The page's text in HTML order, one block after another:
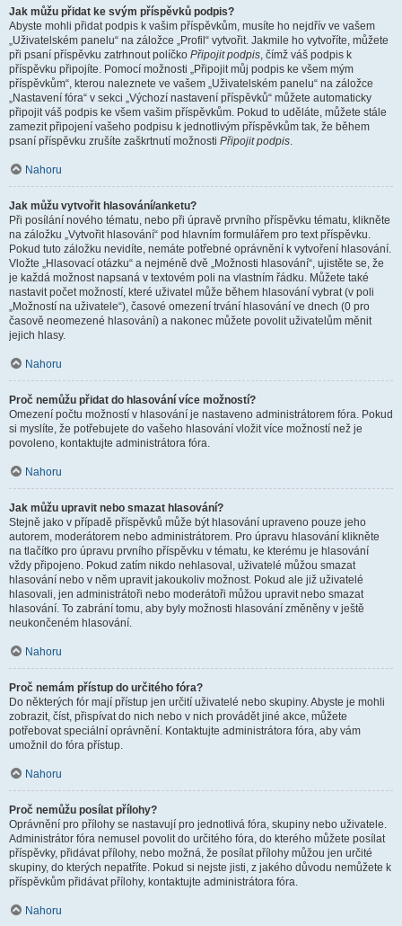
Jak můžu přidat ke svým příspěvků podpis?
Abyste mohli přidat podpis k vašim příspěvkům, musíte ho nejdřív ve vašem
„Uživatelském panelu“ na záložce „Profil“ vytvořit. Jakmile ho vytvoříte, můžete
při psaní příspěvku zatrhnout políčko Připojit podpis, čímž váš podpis k
příspěvku připojíte. Pomocí možnosti „Připojit můj podpis ke všem mým
příspěvkům“, kterou naleznete ve vašem „Uživatelském panelu“ na záložce
„Nastavení fóra“ v sekci „Výchozí nastavení příspěvků“ můžete automaticky
připojit váš podpis ke všem vašim příspěvkům. Pokud to uděláte, můžete stále
zamezit připojení vašeho podpisu k jednotlivým příspěvkům tak, že během
psaní příspěvku zrušíte zaškrtnutí možnosti Připojit podpis.
Nahoru
Jak můžu vytvořit hlasování/anketu?
Při posílání nového tématu, nebo při úpravě prvního příspěvku tématu, klikněte
na záložku „Vytvořit hlasování“ pod hlavním formulářem pro text příspěvku.
Pokud tuto záložku nevidíte, nemáte potřebné oprávnění k vytvoření hlasování.
Vložte „Hlasovací otázku“ a nejméně dvě „Možnosti hlasování“, ujistěte se, že
je každá možnost napsaná v textovém poli na vlastním řádku. Můžete také
nastavit počet možností, které uživatel může během hlasování vybrat (v poli
„Možností na uživatele“), časové omezení trvání hlasování ve dnech (0 pro
časově neomezené hlasování) a nakonec můžete povolit uživatelům měnit
jejich hlasy.
Nahoru
Proč nemůžu přidat do hlasování více možností?
Omezení počtu možností v hlasování je nastaveno administrátorem fóra. Pokud
si myslíte, že potřebujete do vašeho hlasování vložit více možností než je
povoleno, kontaktujte administrátora fóra.
Nahoru
Jak můžu upravit nebo smazat hlasování?
Stejně jako v případě příspěvků může být hlasování upraveno pouze jeho
autorem, moderátorem nebo administrátorem. Pro úpravu hlasování klikněte
na tlačítko pro úpravu prvního příspěvku v tématu, ke kterému je hlasování
vždy připojeno. Pokud zatím nikdo nehlasoval, uživatelé můžou smazat
hlasování nebo v něm upravit jakoukoliv možnost. Pokud ale již uživatelé
hlasovali, jen administrátoři nebo moderátoři můžou upravit nebo smazat
hlasování. To zabrání tomu, aby byly možnosti hlasování změněny v ještě
neukončeném hlasování.
Nahoru
Proč nemám přístup do určitého fóra?
Do některých fór mají přístup jen určití uživatelé nebo skupiny. Abyste je mohli
zobrazit, číst, přispívat do nich nebo v nich provádět jiné akce, můžete
potřebovat speciální oprávnění. Kontaktujte administrátora fóra, aby vám
umožnil do fóra přístup.
Nahoru
Proč nemůžu posílat přílohy?
Oprávnění pro přílohy se nastavují pro jednotlivá fóra, skupiny nebo uživatele.
Administrátor fóra nemusel povolit do určitého fóra, do kterého můžete posílat
příspěvky, přidávat přílohy, nebo možná, že posílat přílohy můžou jen určité
skupiny, do kterých nepatříte. Pokud si nejste jisti, z jakého důvodu nemůžete k
příspěvkům přidávat přílohy, kontaktujte administrátora fóra.
Nahoru